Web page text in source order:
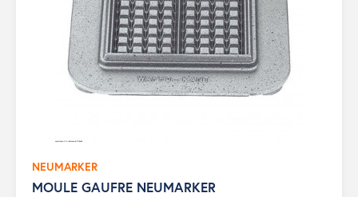
NEUMARKER
MOULE GAUFRE NEUMARKER